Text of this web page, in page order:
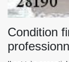
Condition